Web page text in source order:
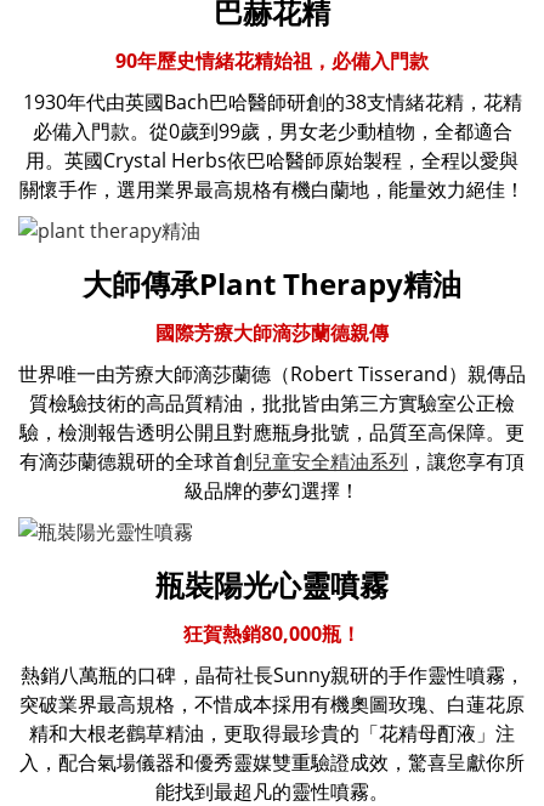
巴赫花精
90年歷史情緒花精始祖，必備入門款
1930年代由英國Bach巴哈醫師研創的38支情緒花精，花精
必備入門款。從0歲到99歲，男女老少動植物，全都適合
用。英國Crystal Herbs依巴哈醫師原始製程，全程以愛與
關懷手作，選用業界最高規格有機白蘭地，能量效力絕佳！
大師傳承Plant Therapy精油
國際芳療大師滴莎蘭德親傳
世界唯一由芳療大師滴莎蘭德（Robert Tisserand）親傳品
質檢驗技術的高品質精油，批批皆由第三方實驗室公正檢
驗，檢測報告透明公開且對應瓶身批號，品質至高保障。更
有滴莎蘭德親研的全球首創兒童安全精油系列 ，讓您享有頂
級品牌的夢幻選擇！
瓶裝陽光心靈噴霧
狂賀熱銷80,000瓶！
熱銷八萬瓶的口碑，晶荷社長Sunny親研的手作靈性噴霧，
突破業界最高規格，不惜成本採用有機奧圖玫瑰、白蓮花原
精和大根老鸛草精油，更取得最珍貴的「花精母酊液」注
入，配合氣場儀器和優秀靈媒雙重驗證成效，驚喜呈獻你所
能找到最超凡的靈性噴霧。